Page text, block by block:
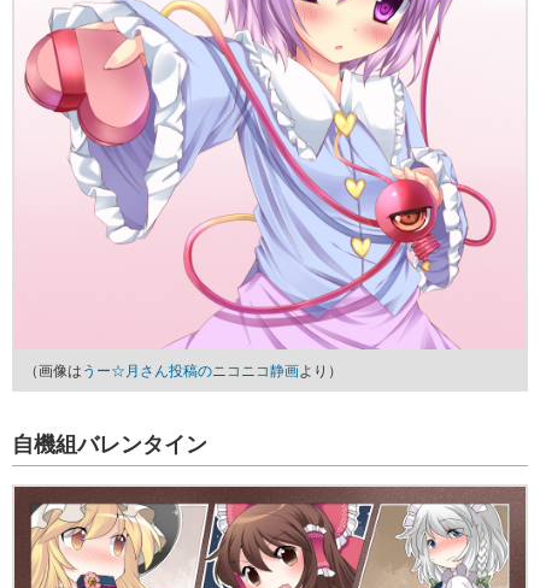
（画像は うー☆月さん投稿のニコニコ静画より）
自機組バレンタイン